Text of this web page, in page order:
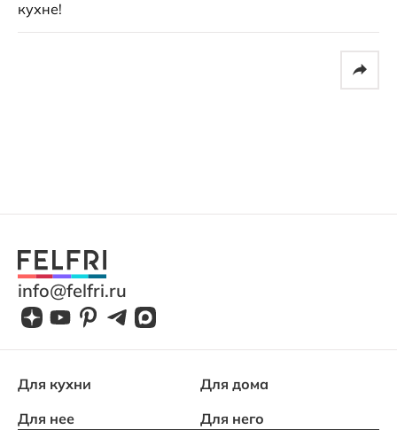
кухне!
info@felfri.ru
Для кухни
Для дома
Для нее
Для него